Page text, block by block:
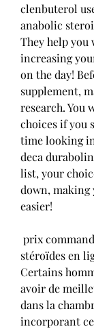
clenbuterol
anabolic
They help
increasing
on the day!
supplement,
research. You
choices if you
time looking
deca
list, your
down, making
easier!
stéroïdes en
Certains
avoir de
dans la
incorporant